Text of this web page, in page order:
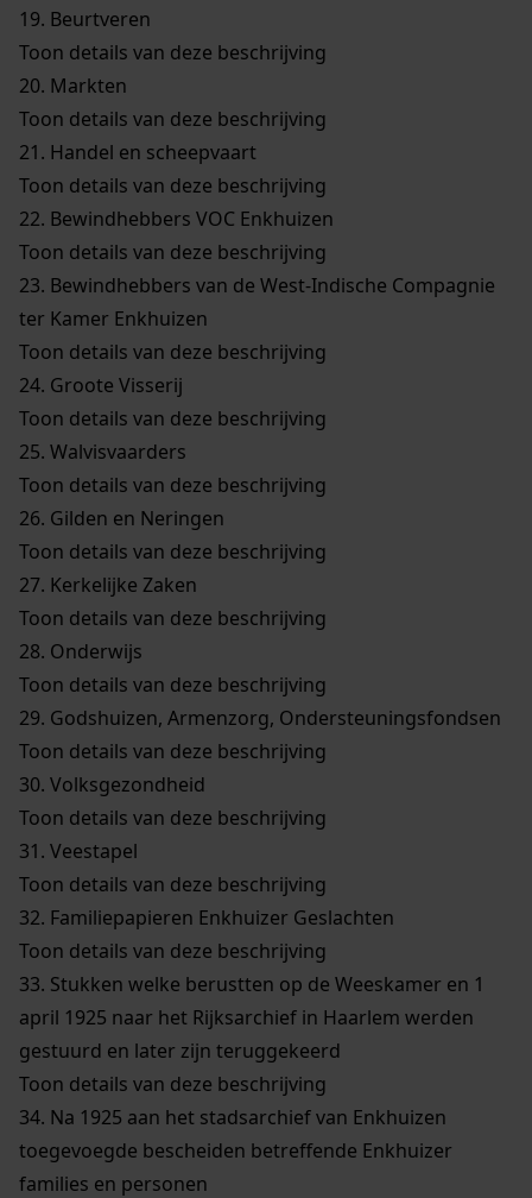
19. Beurtveren
Toon details van deze beschrijving
20. Markten
Toon details van deze beschrijving
21. Handel en scheepvaart
Toon details van deze beschrijving
22. Bewindhebbers VOC Enkhuizen
Toon details van deze beschrijving
23. Bewindhebbers van de West-Indische Compagnie
ter Kamer Enkhuizen
Toon details van deze beschrijving
24. Groote Visserij
Toon details van deze beschrijving
25. Walvisvaarders
Toon details van deze beschrijving
26. Gilden en Neringen
Toon details van deze beschrijving
27. Kerkelijke Zaken
Toon details van deze beschrijving
28. Onderwijs
Toon details van deze beschrijving
29. Godshuizen, Armenzorg, Ondersteuningsfondsen
Toon details van deze beschrijving
30. Volksgezondheid
Toon details van deze beschrijving
31. Veestapel
Toon details van deze beschrijving
32. Familiepapieren Enkhuizer Geslachten
Toon details van deze beschrijving
33. Stukken welke berustten op de Weeskamer en 1
april 1925 naar het Rijksarchief in Haarlem werden
gestuurd en later zijn teruggekeerd
Toon details van deze beschrijving
34. Na 1925 aan het stadsarchief van Enkhuizen
toegevoegde bescheiden betreffende Enkhuizer
families en personen